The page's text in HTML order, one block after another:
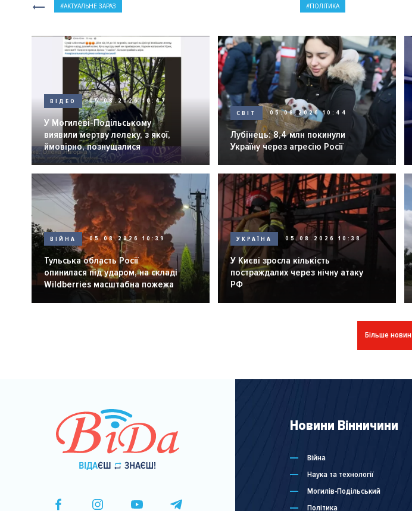
АКТУАЛЬНЕ ЗАРАЗ ПОЛІТИКА
ВІДЕО 05.08.2026 10:47
У Могилеві-Подільському
виявили мертву лелеку, з якої,
ймовірно, познущалися
СВІТ 05.08.2026 10:44
Лубінець: 8,4 млн покинули
Україну через агресію Росії
ВІЙНА 05.08.2026 10:39
Тульська область Росії
опинилася під ударом, на складі
Wildberries масштабна пожежа
УКРАЇНА 05.08.2026 10:38
У Києві зросла кількість
постраждалих через нічну атаку
РФ
Більше новин
Новини Вінничини
Війна
Наука та технології
Могилів-Подільський
Політика